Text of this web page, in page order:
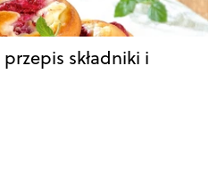
składniki i